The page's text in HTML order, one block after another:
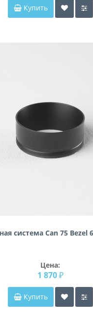
Купить
система Can 75 Bezel
Цена:
1 870 ₽
Купить